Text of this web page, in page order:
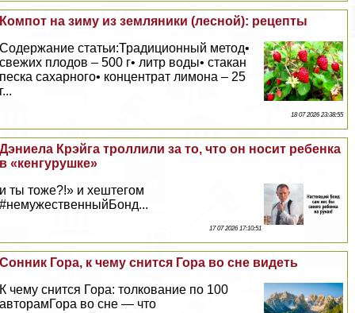
Компот на зиму из земляники (лесной): рецепты
Содержание статьи:Традиционный метод•
свежих плодов – 500 г• литр воды• стакан
песка сахарного• концентрат лимона – 25
г...
18 07 2026 23:38:55
Дэниела Крэйга троллили за то, что он носит ребенка
в «кенгурушке»
и ты тоже?!» и хештегом
#немужественныйБонд...
17 07 2026 17:10:51
Сонник Гора, к чему снится Гора во сне видеть
К чему снится Гора: толкование по 100
авторамГора во сне — что